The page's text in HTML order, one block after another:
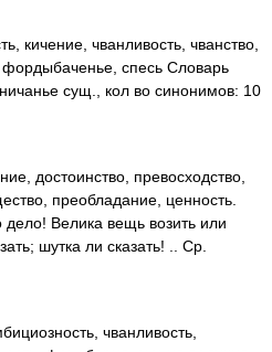
кичение, чванливость, чванство,
фордыбаченье, спесь Словарь
сущ., кол во синонимов: 10
достоинство, превосходство,
преобладание, ценность.
дело! Велика вещь возить или
шутка ли сказать! .. Ср.
чванливость,